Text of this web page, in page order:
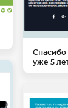
Спасибо
уже 5